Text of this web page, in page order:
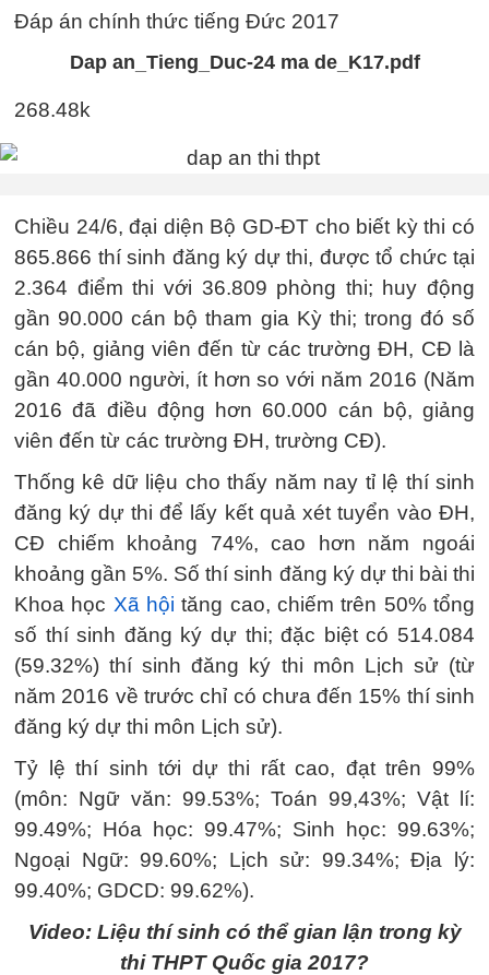
Đáp án chính thức tiếng Đức 2017
Dap an_Tieng_Duc-24 ma de_K17.pdf
268.48k
Chiều 24/6, đại diện Bộ GD-ĐT cho biết kỳ thi có
865.866 thí sinh đăng ký dự thi, được tổ chức tại
2.364 điểm thi với 36.809 phòng thi; huy động
gần 90.000 cán bộ tham gia Kỳ thi; trong đó số
cán bộ, giảng viên đến từ các trường ĐH, CĐ là
gần 40.000 người, ít hơn so với năm 2016 (Năm
2016 đã điều động hơn 60.000 cán bộ, giảng
viên đến từ các trường ĐH, trường CĐ).
Thống kê dữ liệu cho thấy năm nay tỉ lệ thí sinh
đăng ký dự thi để lấy kết quả xét tuyển vào ĐH,
CĐ chiếm khoảng 74%, cao hơn năm ngoái
khoảng gần 5%. Số thí sinh đăng ký dự thi bài thi
Khoa học Xã hội tăng cao, chiếm trên 50% tổng
số thí sinh đăng ký dự thi; đặc biệt có 514.084
(59.32%) thí sinh đăng ký thi môn Lịch sử (từ
năm 2016 về trước chỉ có chưa đến 15% thí sinh
đăng ký dự thi môn Lịch sử).
Tỷ lệ thí sinh tới dự thi rất cao, đạt trên 99%
(môn: Ngữ văn: 99.53%; Toán 99,43%; Vật lí:
99.49%; Hóa học: 99.47%; Sinh học: 99.63%;
Ngoại Ngữ: 99.60%; Lịch sử: 99.34%; Địa lý:
99.40%; GDCD: 99.62%).
Video: Liệu thí sinh có thể gian lận trong kỳ
thi THPT Quốc gia 2017?